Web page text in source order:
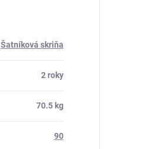
Šatníková skriňa
2 roky
70.5 kg
90